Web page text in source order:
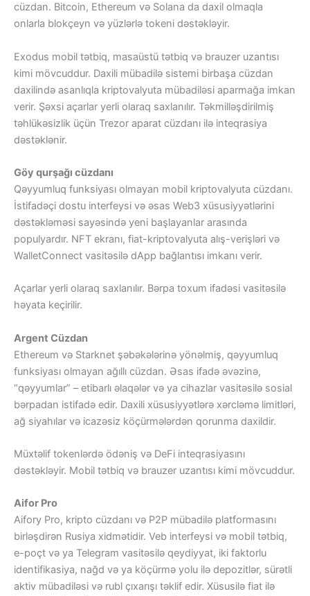
cüzdan. Bitcoin, Ethereum və Solana da daxil olmaqla
onlarla blokçeyn və yüzlərlə tokeni dəstəkləyir.
Exodus mobil tətbiq, masaüstü tətbiq və brauzer uzantısı
kimi mövcuddur. Daxili mübadilə sistemi birbaşa cüzdan
daxilində asanlıqla kriptovalyuta mübadiləsi aparmağa imkan
verir. Şəxsi açarlar yerli olaraq saxlanılır. Təkmilləşdirilmiş
təhlükəsizlik üçün Trezor aparat cüzdanı ilə inteqrasiya
dəstəklənir.
Göy qurşağı cüzdanı
Qəyyumluq funksiyası olmayan mobil kriptovalyuta cüzdanı.
İstifadəçi dostu interfeysi və əsas Web3 xüsusiyyətlərini
dəstəkləməsi sayəsində yeni başlayanlar arasında
populyardır. NFT ekranı, fiat-kriptovalyuta alış-verişləri və
WalletConnect vasitəsilə dApp bağlantısı imkanı verir.
Açarlar yerli olaraq saxlanılır. Bərpa toxum ifadəsi vasitəsilə
həyata keçirilir.
Argent Cüzdan
Ethereum və Starknet şəbəkələrinə yönəlmiş, qəyyumluq
funksiyası olmayan ağıllı cüzdan. Əsas ifadə əvəzinə,
“qəyyumlar” – etibarlı əlaqələr və ya cihazlar vasitəsilə sosial
bərpadan istifadə edir. Daxili xüsusiyyətlərə xərcləmə limitləri,
ağ siyahılar və icazəsiz köçürmələrdən qorunma daxildir.
Müxtəlif tokenlərdə ödəniş və DeFi inteqrasiyasını
dəstəkləyir. Mobil tətbiq və brauzer uzantısı kimi mövcuddur.
Aifor Pro
Aifory Pro, kripto cüzdanı və P2P mübadilə platformasını
birləşdirən Rusiya xidmətidir. Veb interfeysi və mobil tətbiq,
e-poçt və ya Telegram vasitəsilə qeydiyyat, iki faktorlu
identifikasiya, nağd və ya köçürmə yolu ilə depozitlər, sürətli
aktiv mübadiləsi və rubl çıxarışı təklif edir. Xüsusilə fiat ilə